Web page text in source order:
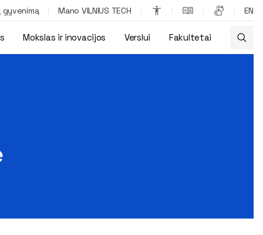
gyvenimą Mano VILNIUS TECH EN
Mokslas ir inovacijos Verslui Fakultetai